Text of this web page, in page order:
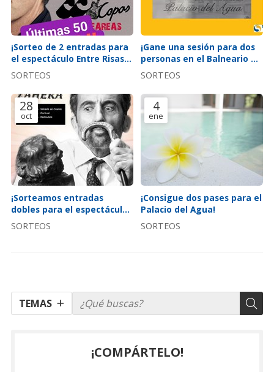
TEMAS
¡Sorteo de 2 entradas para
el espectáculo Entre Risas
con Luís Zahera!
SORTEOS
¡Gane una sesión para dos
personas en el Balneario de
Mondariz!
SORTEOS
28
oct
¡Sorteamos entradas
dobles para el espectáculo
de Luis Zahera "Historias e
Histerias"!
SORTEOS
4
ene
¡Consigue dos pases para el
Palacio del Agua!
SORTEOS
¡COMPÁRTELO!